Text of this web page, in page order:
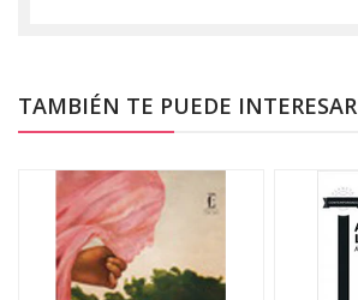
TAMBIÉN TE PUEDE INTERESAR